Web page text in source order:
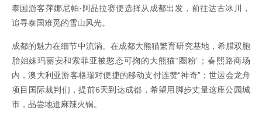
泰国游客萍娜尼帕·阿品拉赛便选择从成都出发，前往达古冰川，
追寻泰国难觅的雪山风光。
成都的魅力在细节中流淌。在成都大熊猫繁育研究基地，希腊双胞
胎姐妹玛丽安和索菲亚被憨态可掬的大熊猫“圈粉”；春熙路商场
内，澳大利亚游客格瑞对便捷的移动支付连赞“神奇”；世运会龙舟
项目国际裁判们，提前6天到达成都，希望用脚步丈量这座公园城
市，品尝地道麻辣火锅。